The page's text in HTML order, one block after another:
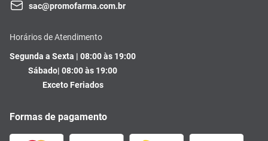
sac@promofarma.com.br
Horários de Atendimento
Segunda a Sexta | 08:00 às 19:00
Sábado| 08:00 às 19:00
Exceto Feriados
Formas de pagamento